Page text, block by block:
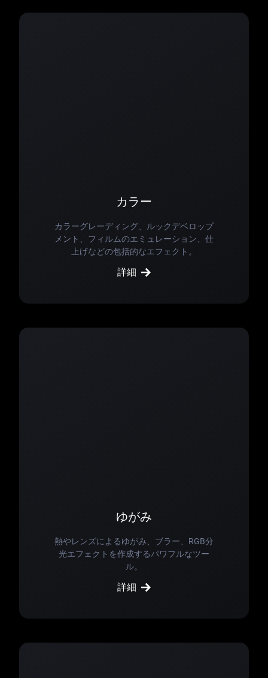
カラー
カラーグレーディング、ルックデベロップ
メント、フィルムのエミュレーション、仕
上げなどの包括的なエフェクト。
詳細
ゆがみ
熱やレンズによるゆがみ、ブラー、RGB分
光エフェクトを作成するパワフルなツー
ル。
詳細